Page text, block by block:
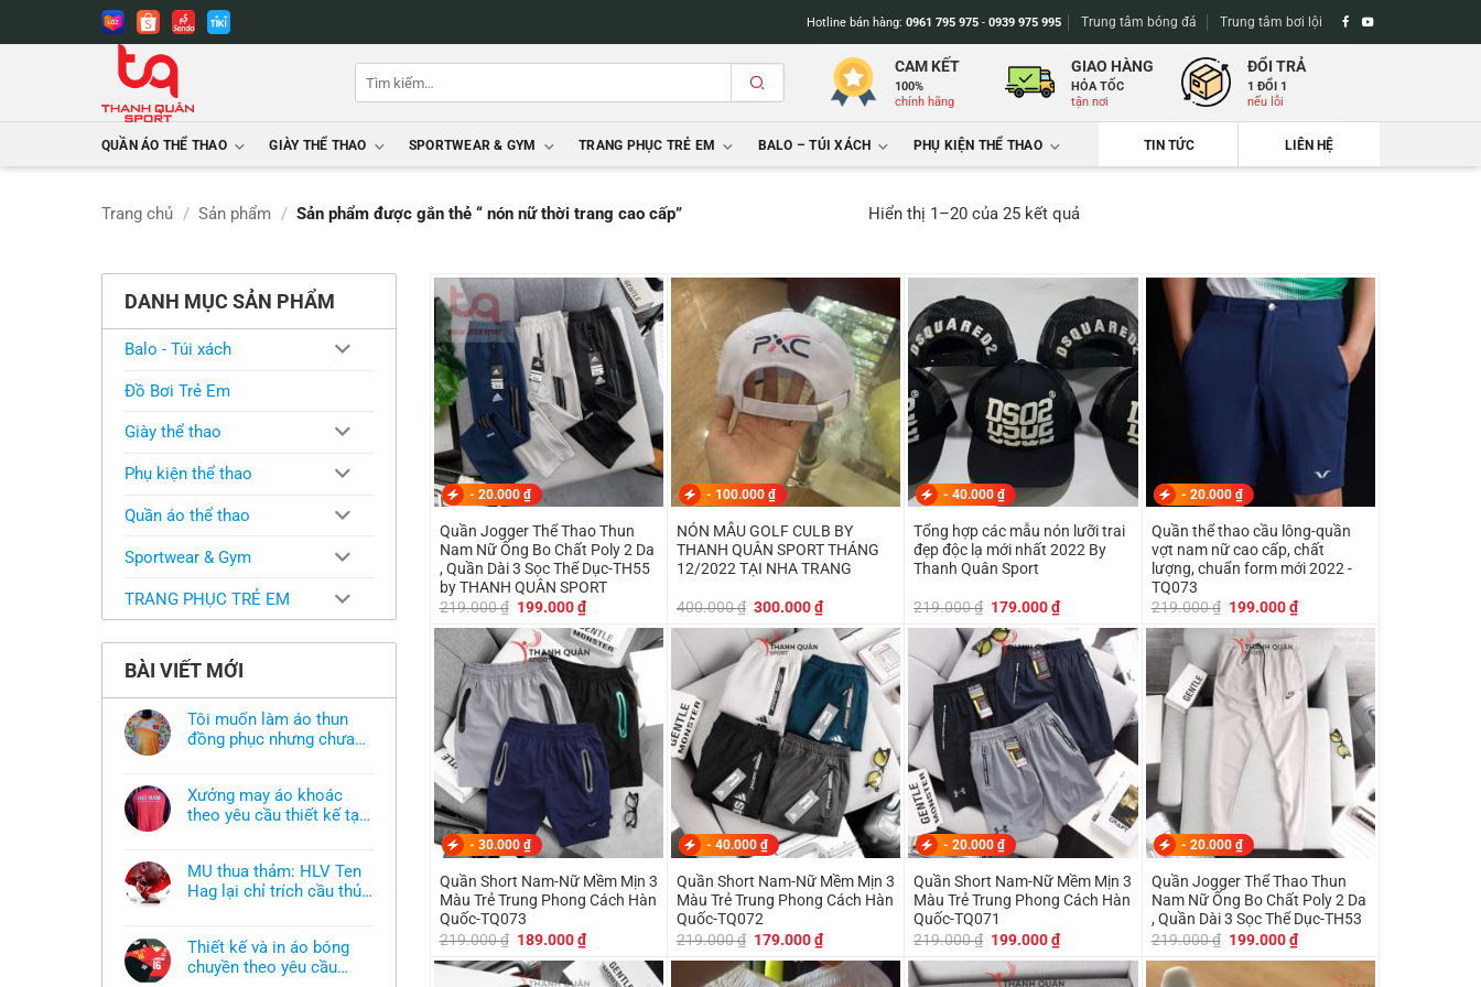
Hotline bán hàng: 0961 795 975- 0939 975 995 Trung tâm bóng đá Trung tâm bơi lội
Tìm
CAM KẾT
100%
chính hãng
GIAO HÀNG
HỎA TỐC
tận nơi
ĐỔI TRẢ
1 ĐỔI 1
nếu lỗi
QUẦN ÁO THỂ THAO GIÀY THỂ THAO SPORTWEAR & GYM TRANG PHỤC TRẺ EM BALO – TÚI XÁCH PHỤ KIỆN THỂ THAO TIN TỨC LIÊN HỆ
Trang chủ / Sản phẩm / Sản phẩm được gắn thẻ “ nón nữ thời trang cao cấp” Hiển thị 1–20 của 25 kết quả
theo
mới
nhất
DANH MỤC SẢN PHẨM
Balo - Túi xách
Đồ Bơi Trẻ Em
Giày thể thao
Phụ kiện thể thao
Quần áo thể thao
Sportwear & Gym
TRANG PHỤC TRẺ EM
BÀI VIẾT MỚI
Tôi muốn làm áo thun
đồng phục nhưng chưa
bình
luận
ở
áo
thun
đồng
có
mẫu
thì
Xưởng may áo khoác
theo yêu cầu thiết kế tại
bình
luận
ở
Xưởng
khoác
theo
yêu
MU thua thảm: HLV Ten
Hag lại chỉ trích cầu thủ,
bình
luận
ở
Thiết kế và in áo bóng
chuyền theo yêu cầu
- 20.000 ₫
Quần Jogger Thể Thao Thun
Nam Nữ Ống Bo Chất Poly 2 Da
, Quần Dài 3 Sọc Thể Dục-TH55
by THANH QUÂN SPORT
219.000₫ Giá
là:
219.000 ₫.
199.000₫Giá
hiện
tại
là:
199.000 ₫.
- 100.000 ₫
NÓN MẪU GOLF CULB BY
THANH QUÂN SPORT THÁNG
12/2022 TẠI NHA TRANG
400.000₫ Giá
là:
400.000 ₫.
300.000₫Giá
hiện
tại
300.000 ₫.
-40.000₫
Tổng hợp các mẫu nón lưỡi trai
đẹp độc lạ mới nhất 2022 By
Thanh Quân Sport
219.000₫ Giá
là:
219.000 ₫.
179.000₫Giá
hiện
tại
là:
179.000 ₫.
- 20.000 ₫
Quần thể thao cầu lông-quần
vợt nam nữ cao cấp, chất
lượng, chuẩn form mới 2022 -
TQ073
219.000₫ Giá
là:
219.000 ₫.
199.000₫Giá
hiện
tại
là:
199.000 ₫.
- 30.000 ₫
Quần Short Nam-Nữ Mềm Mịn 3
Màu Trẻ Trung Phong Cách Hàn
Quốc-TQ073
219.000₫ Giá
là:
219.000 ₫.
189.000₫Giá
hiện
tại
là:
- 40.000 ₫
Quần Short Nam-Nữ Mềm Mịn 3
Màu Trẻ Trung Phong Cách Hàn
Quốc-TQ072
219.000₫ Giá
là:
219.000 ₫.
179.000₫Giá
hiện
tại
là:
-20.000₫
Quần Short Nam-Nữ Mềm Mịn 3
Màu Trẻ Trung Phong Cách Hàn
Quốc-TQ071
219.000₫ Giá
là:
219.000 ₫.
199.000₫Giá
hiện
tại
là:
- 20.000 ₫
Quần Jogger Thể Thao Thun
Nam Nữ Ống Bo Chất Poly 2 Da
, Quần Dài 3 Sọc Thể Dục-TH53
219.000₫ Giá
199.000₫Giá
hiện